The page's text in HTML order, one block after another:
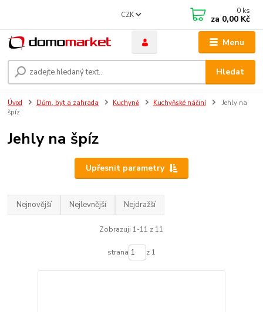
Menu
CZK
Hledat
0 ks
za 0,00 Kč
Úvod Dům, byt a zahrada Kuchyně Kuchyňské náčiní
Jehly na
špíz
Jehly na špíz
Upřesnit parametry
Nejnovější Nejlevnější Nejdražší
Zobrazuji 1-11 z 11
strana z 1